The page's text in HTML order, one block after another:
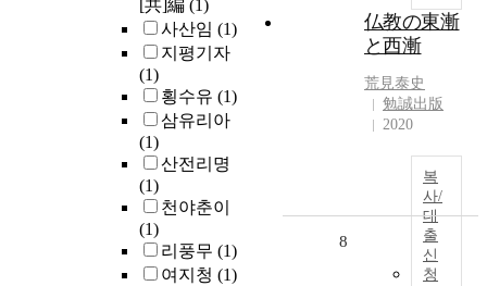
[共]編 (1)
사산임 (1)
지평기자
(1)
횡수유 (1)
삼유리아
(1)
산전리명
(1)
천야춘이
(1)
리풍무 (1)
여지청 (1)
仏教の東漸
と西漸
荒見泰史
勉誠出版
2020
복
사/
대
출
신
청
8